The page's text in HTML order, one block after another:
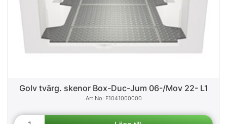
Golv tvärg. skenor Box-Duc-Jum 06-/Mov 22- L1
F1041000000